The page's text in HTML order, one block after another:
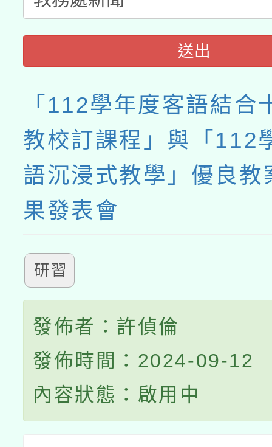
送出
「112學年度客語結合
教校訂課程」與「112
語沉浸式教學」優良教
果發表會
研習
發佈者：許偵倫
發佈時間：2024-09-12
內容狀態：啟用中